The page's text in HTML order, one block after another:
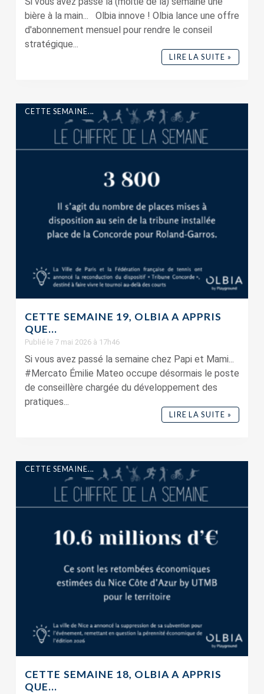
bière à la main... Olbia innove ! Olbia lance une offre
d'abonnement mensuel pour rendre le conseil
stratégique...
LIRE LA SUITE »
CETTE SEMAINE...
CETTE SEMAINE 19, OLBIA A APPRIS
QUE…
Publié le 7 mai 2026 à 17h46
Si vous avez passé la semaine chez Papi et Mami...
#Mercato Émilie Mateo occupe désormais le poste
de conseillère chargée du développement des
pratiques...
LIRE LA SUITE »
CETTE SEMAINE...
CETTE SEMAINE 18, OLBIA A APPRIS
QUE…